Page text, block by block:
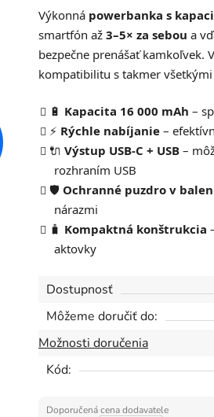
je
0,0
z
5
hviezdičiek.
Výkonná powerbanka s
smartfón až 3–5× za sebou a
bezpečne prenášať kamkoľvek.
kompatibilitu s takmer
🔋 Kapacita 16 000 mAh –
⚡ Rýchle nabíjanie –
🔌 Výstup USB-C + USB –
rozhraním USB
🛡️ Ochranné puzdro v
nárazmi
🧳 Kompaktná konštrukcia
aktovky
Dostupnosť
Môžeme doručiť do:
Možnosti doručenia
Kód: